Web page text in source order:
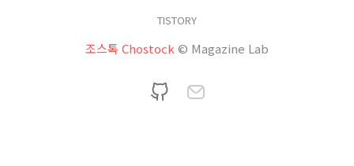
TISTORY
조스톡 Chostock © Magazine Lab